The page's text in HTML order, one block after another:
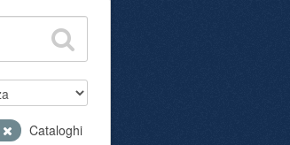
Cataloghi